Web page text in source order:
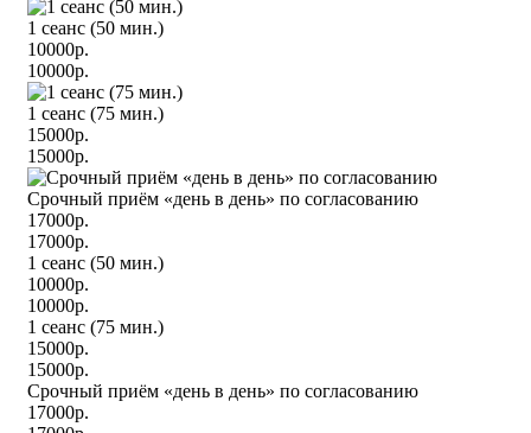
1 сеанс (50 мин.)
10000р.
10000р.
1 сеанс (75 мин.)
15000р.
15000р.
Срочный приём «день в день» по согласованию
17000р.
17000р.
1 сеанс (50 мин.)
10000р.
10000р.
1 сеанс (75 мин.)
15000р.
15000р.
Срочный приём «день в день» по согласованию
17000р.